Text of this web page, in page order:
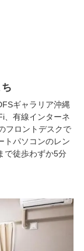
ギャラリア沖縄
、有線インターネ
フロントデスクで
トパソコンのレン
で徒歩わずか5分